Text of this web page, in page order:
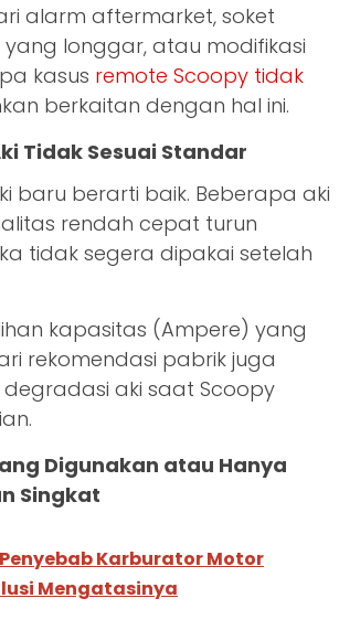
alarm aftermarket, soket
yang longgar, atau modifikasi
kasus remote Scoopy tidak
berkaitan dengan hal ini.
Tidak Sesuai Standar
baru berarti baik. Beberapa aki
rendah cepat turun
tidak segera dipakai setelah
kapasitas (Ampere) yang
rekomendasi pabrik juga
aki saat Scoopy
Digunakan atau Hanya
Singkat
Penyebab Karburator Motor
Mengatasinya